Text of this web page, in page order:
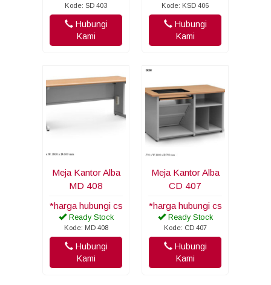
Kode: SD 403
Hubungi
Kami
Kode: KSD 406
Hubungi
Kami
Meja Kantor Alba
MD 408
*harga hubungi cs
Ready Stock
Kode: MD 408
Hubungi
Kami
Meja Kantor Alba
CD 407
*harga hubungi cs
Ready Stock
Kode: CD 407
Hubungi
Kami